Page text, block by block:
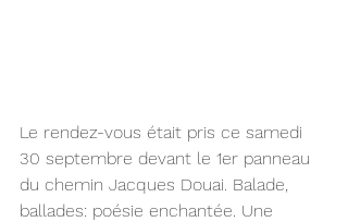
Le rendez-vous était pris ce samedi
30 septembre devant le 1er panneau
du chemin Jacques Douai. Balade,
ballades: poésie enchantée. Une